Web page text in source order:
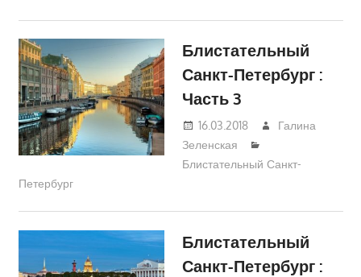
Блистательный
Санкт-Петербург :
Часть 3
16.03.2018
Галина
Зеленская
Блистательный Санкт-
Петербург
Блистательный
Санкт-Петербург :